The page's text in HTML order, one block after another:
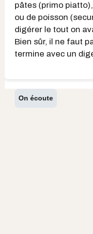
pâtes (primo
ou de poisson
digérer le tout on
Bien sûr, il ne faut
termine avec un
On écoute